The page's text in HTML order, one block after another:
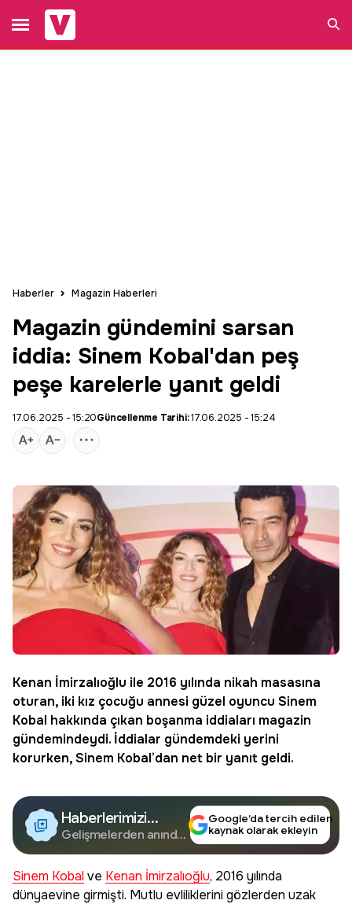
Haberler Magazin Haberleri
Magazin gündemini sarsan
iddia: Sinem Kobal'dan peş
peşe karelerle yanıt geldi
17.06.2025 - 15:20Güncellenme Tarihi:17.06.2025 - 15:24
Kenan İmirzalıoğlu ile 2016 yılında nikah masasına
oturan, iki kız çocuğu annesi güzel oyuncu Sinem
Kobal hakkında çıkan boşanma iddiaları magazin
gündemindeydi. İddialar gündemdeki yerini
korurken, Sinem Kobal’dan net bir yanıt geldi.
Haberlerimizi
Google'da Takip
Edin
Gelişmelerden anında
Google’da tercih edilen
kaynak olarak ekleyin
Sinem Kobalve Kenan İmirzalıoğlu, 2016 yılında
dünyaevine girmişti. Mutlu evliliklerini gözlerden uzak